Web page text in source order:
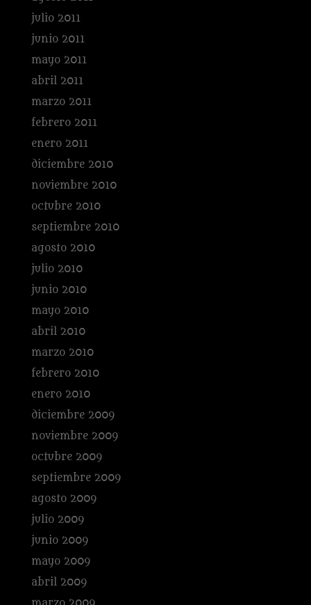
julio 2011
junio 2011
mayo 2011
abril 2011
marzo 2011
febrero 2011
enero 2011
diciembre 2010
noviembre 2010
octubre 2010
septiembre 2010
agosto 2010
julio 2010
junio 2010
mayo 2010
abril 2010
marzo 2010
febrero 2010
enero 2010
diciembre 2009
noviembre 2009
octubre 2009
septiembre 2009
agosto 2009
julio 2009
junio 2009
mayo 2009
abril 2009